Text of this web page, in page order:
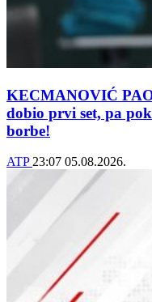
KECMANOVIĆ
dobio prvi set, pa
borbe!
ATP 23:07 05.08.2026.